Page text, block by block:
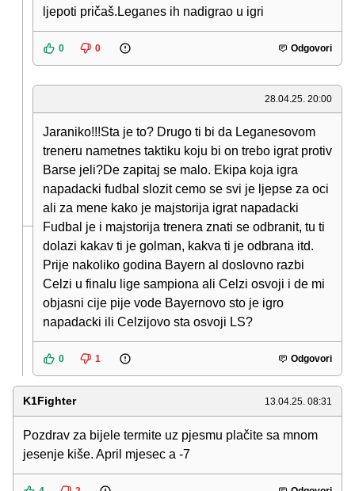
ljepoti pričaš.Leganes ih nadigrao u igri
0 0 Odgovori
28.04.25. 20:00
Jaraniko!!!Sta je to? Drugo ti bi da Leganesovom
treneru nametnes taktiku koju bi on trebo igrat protiv
Barse jeli?De zapitaj se malo. Ekipa koja igra
napadacki fudbal slozit cemo se svi je ljepse za oci
ali za mene kako je majstorija igrat napadacki
Fudbal je i majstorija trenera znati se odbranit, tu ti
dolazi kakav ti je golman, kakva ti je odbrana itd.
Prije nakoliko godina Bayern al doslovno razbi
Celzi u finalu lige sampiona ali Celzi osvoji i de mi
objasni cije pije vode Bayernovo sto je igro
napadacki ili Celzijovo sta osvoji LS?
0 1 Odgovori
K1Fighter 13.04.25. 08:31
Pozdrav za bijele termite uz pjesmu plačite sa mnom
jesenje kiše. April mjesec a -7